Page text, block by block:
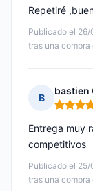
Publicado el
tras una
Repetiré
B
bastien
Nota: 5
Publicado el
tras una
Entrega muy
competitivos